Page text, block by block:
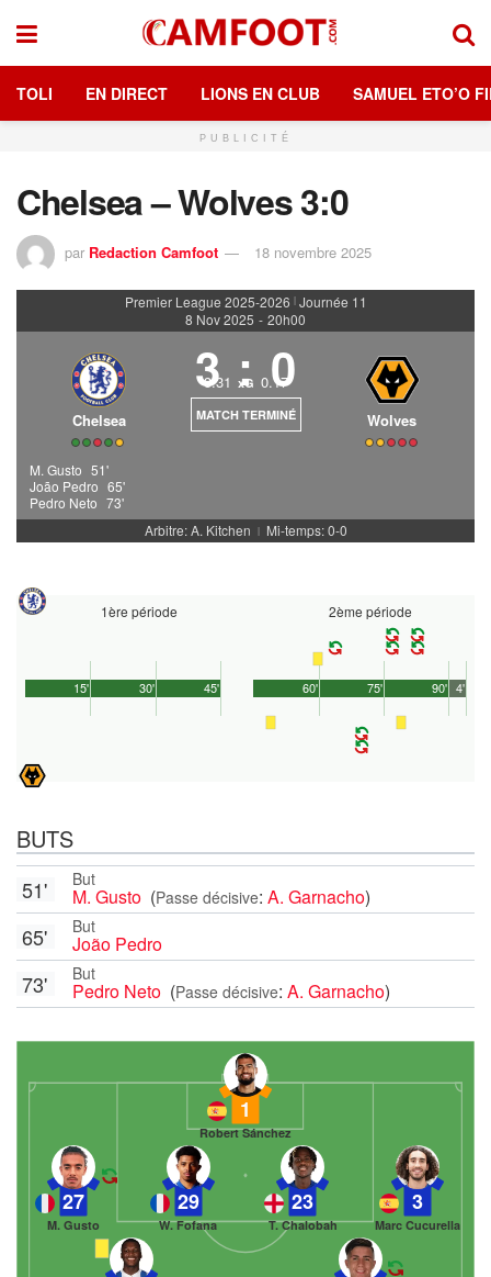
TOLI EN DIRECT LIONS EN CLUB SAMUEL ETO’O
PUBLICITÉ
Chelsea – Wolves 3:0
par Redaction Camfoot 18 novembre 2025
Premier League 2025-2026 | Journée 11
8 Nov 2025 - 20h00
Chelsea
3 : 0
3.31 xG 0.17
MATCH TERMINÉ Wolves
M. Gusto 51'
João Pedro 65'
Pedro Neto 73'
Arbitre: A. Kitchen
| Mi-temps: 0-0
1ère période
45'
15' 30'
2ème période
90'
60' 75' 4'
BUTS
But
M. Gusto (Passe décisive: A. Garnacho)
51'
But
João Pedro
65'
But
Pedro Neto (Passe décisive: A. Garnacho)
73'
1
Robert Sánchez
3
Marc Cucurella
23
T. Chalobah
29
W. Fofana
27
M. Gusto